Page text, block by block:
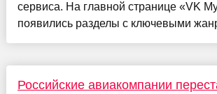
сервиса. На главной странице «VK
появились разделы с ключевыми
Российские авиакомпании